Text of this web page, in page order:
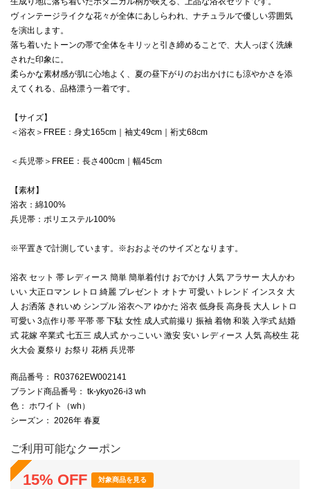
ヴィンテージライクな花々が全体にあしらわれ、ナチュラルで優しい雰囲気
を演出します。
落ち着いたトーンの帯で全体をキリッと引き締めることで、大人っぽく洗練
された印象に。
柔らかな素材感が肌に心地よく、夏の昼下がりのお出かけにも涼やかさを添
えてくれる、品格漂う一着です。
【サイズ】
＜浴衣＞FREE：身丈165cm｜袖丈49cm｜裄丈68cm
＜兵児帯＞FREE：長さ400cm｜幅45cm
【素材】
浴衣：綿100%
兵児帯：ポリエステル100%
※平置きで計測しています。※おおよそのサイズとなります。
浴衣 セット 帯 レディース 簡単 簡単着付け おでかけ 人気 アラサー 大人かわ
いい 大正ロマン レトロ 綺麗 プレゼント オトナ 可愛い トレンド インスタ 大
人 お洒落 きれいめ シンプル 浴衣ヘア ゆかた 浴衣 低身長 高身長 大人 レトロ
可愛い 3点作り帯 平帯 帯 下駄 女性 成人式前撮り 振袖 着物 和装 入学式 結婚
式 花嫁 卒業式 七五三 成人式 かっこいい 激安 安い レディース 人気 高校生 花
火大会 夏祭り お祭り 花柄 兵児帯
商品番号 ： R03762EW002141
ブランド商品番号 ： tk-ykyo26-i3 wh
色 ： ホワイト（wh）
シーズン ： 2026年 春夏
ご利用可能なクーポン
15% OFF 対象商品を見る